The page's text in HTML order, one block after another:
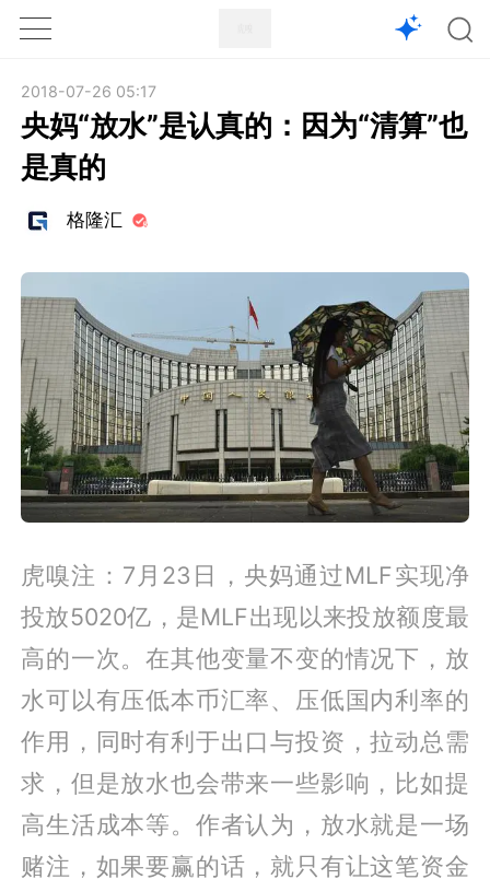
1X
2018-07-26 05:17
央妈“放水”是认真的：因为“清算”也
是真的
格隆汇
虎嗅注：7月23日，央妈通过MLF实现净
投放5020亿，是MLF出现以来投放额度最
高的一次。在其他变量不变的情况下，放
水可以有压低本币汇率、压低国内利率的
作用，同时有利于出口与投资，拉动总需
求，但是放水也会带来一些影响，比如提
高生活成本等。作者认为，放水就是一场
赌注，如果要赢的话，就只有让这笔资金